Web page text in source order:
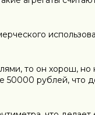
то он хорош,
рублей, что